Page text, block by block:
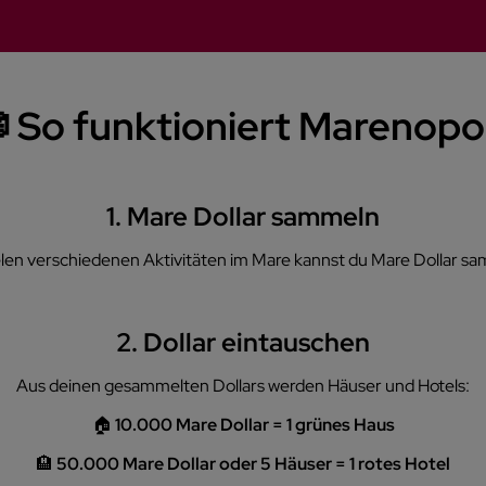
So funktioniert
1. Mare Dollar sammeln
verschiedenen Aktivitäten im Mare kannst du Mare Dollar
2. Dollar eintauschen
Aus deinen gesammelten Dollars werden Häuser und Hotels:
🏠 10.000 Mare Dollar = 1 grünes Haus
🏨 50.000 Mare Dollar oder 5 Häuser = 1 rotes Hotel